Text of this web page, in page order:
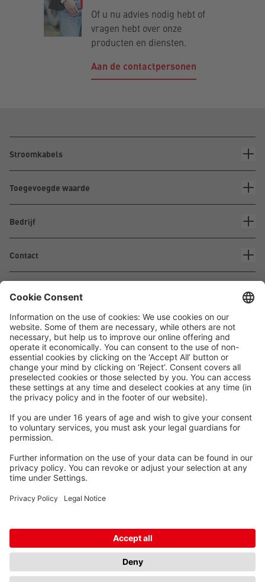
Of u nu advies nodig hebt of
vragen hebt over onze
producten en diensten.
Aan de contactpersonen
Stroomkabels
Toegevoegde waarde
Bedrijf
Contact
Waskönig+Walter
Kabel-Werk GmbH u. Co. KG
Ostermoorstraße 77
26683 Saterland
Telefoon +49 4498 88-0
Fax +49 4498 88-900
info[att]waskoenig.de
Volg ons: